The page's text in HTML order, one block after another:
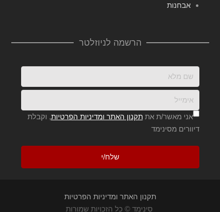
אבחנות
הרשמה לניוזלטר
אני מאשר/ת אתתקנון האתר ומדיניות הפרטיות, וקבלת
דיוורים מסינימד
תקנון האתר ומדיניות הפרטיות
סינימד © כל הזכויות שמורות